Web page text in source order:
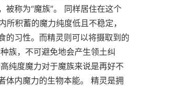
被称为“魔族”。 同样居住在这个
所积蓄的魔力纯度低且不稳定，
的习性。而精灵则可以将摄取到的
族，不可避免地会产生领土纠
纯度魔力对于魔族来说是再好不
体内魔力的生物本能。 精灵是拥